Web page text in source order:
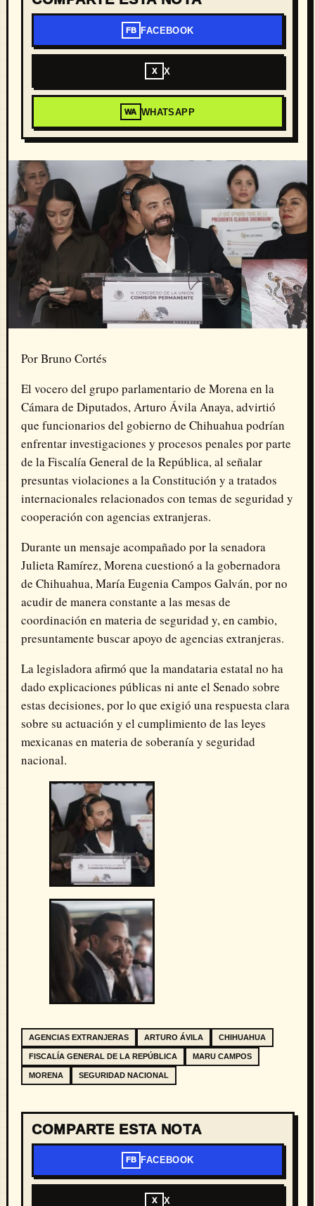
FB FACEBOOK
X X
WA WHATSAPP
Por Bruno Cortés
El vocero del grupo parlamentario de Morena en la
Cámara de Diputados, Arturo Ávila Anaya, advirtió
que funcionarios del gobierno de Chihuahua podrían
enfrentar investigaciones y procesos penales por parte
de la Fiscalía General de la República, al señalar
presuntas violaciones a la Constitución y a tratados
internacionales relacionados con temas de seguridad y
cooperación con agencias extranjeras.
Durante un mensaje acompañado por la senadora
Julieta Ramírez, Morena cuestionó a la gobernadora
de Chihuahua, María Eugenia Campos Galván, por no
acudir de manera constante a las mesas de
coordinación en materia de seguridad y, en cambio,
presuntamente buscar apoyo de agencias extranjeras.
La legisladora afirmó que la mandataria estatal no ha
dado explicaciones públicas ni ante el Senado sobre
estas decisiones, por lo que exigió una respuesta clara
sobre su actuación y el cumplimiento de las leyes
mexicanas en materia de soberanía y seguridad
nacional.
AGENCIAS EXTRANJERAS ARTURO ÁVILA CHIHUAHUA
FISCALÍA GENERAL DE LA REPÚBLICA MARU CAMPOS
MORENA SEGURIDAD NACIONAL
COMPARTE ESTA NOTA
FB FACEBOOK
X X